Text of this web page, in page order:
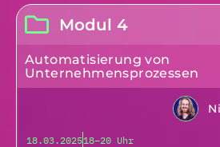
Modul 4
Automatisierung von
Unternehmensprozessen
18.03.202518–20 Uhr